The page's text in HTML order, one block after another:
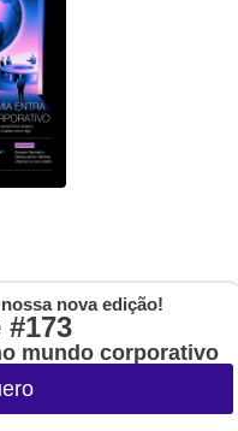
pequenas
e suportar novos
nova edição!
mundo corporativo